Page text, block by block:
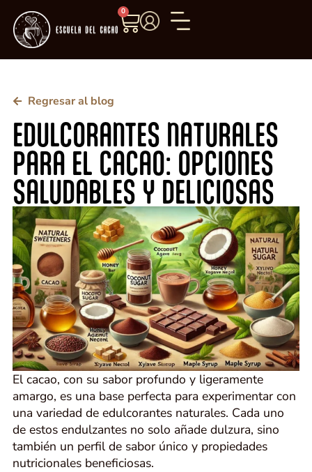
0
Regresar al blog
EDULCORANTES NATURALES
PARA EL CACAO: OPCIONES
SALUDABLES Y DELICIOSAS
El cacao, con su sabor profundo y ligeramente
amargo, es una base perfecta para experimentar con
una variedad de edulcorantes naturales. Cada uno
de estos endulzantes no solo añade dulzura, sino
también un perfil de sabor único y propiedades
nutricionales beneficiosas.